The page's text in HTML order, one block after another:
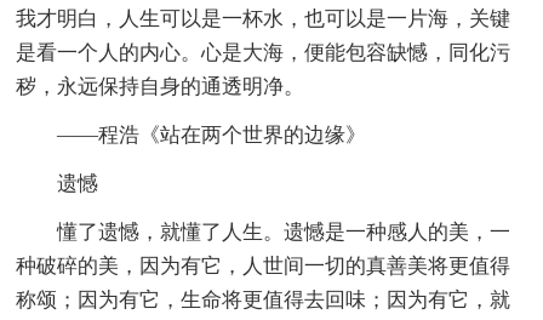
我才明白，人生可以是一杯水，也可以是一片海，关键
是看一个人的内心。心是大海，便能包容缺憾，同化污
秽，永远保持自身的通透明净。
——程浩《站在两个世界的边缘》
遗憾
懂了遗憾，就懂了人生。遗憾是一种感人的美，一
种破碎的美，因为有它，人世间一切的真善美将更值得
称颂；因为有它，生命将更值得去回味；因为有它，就